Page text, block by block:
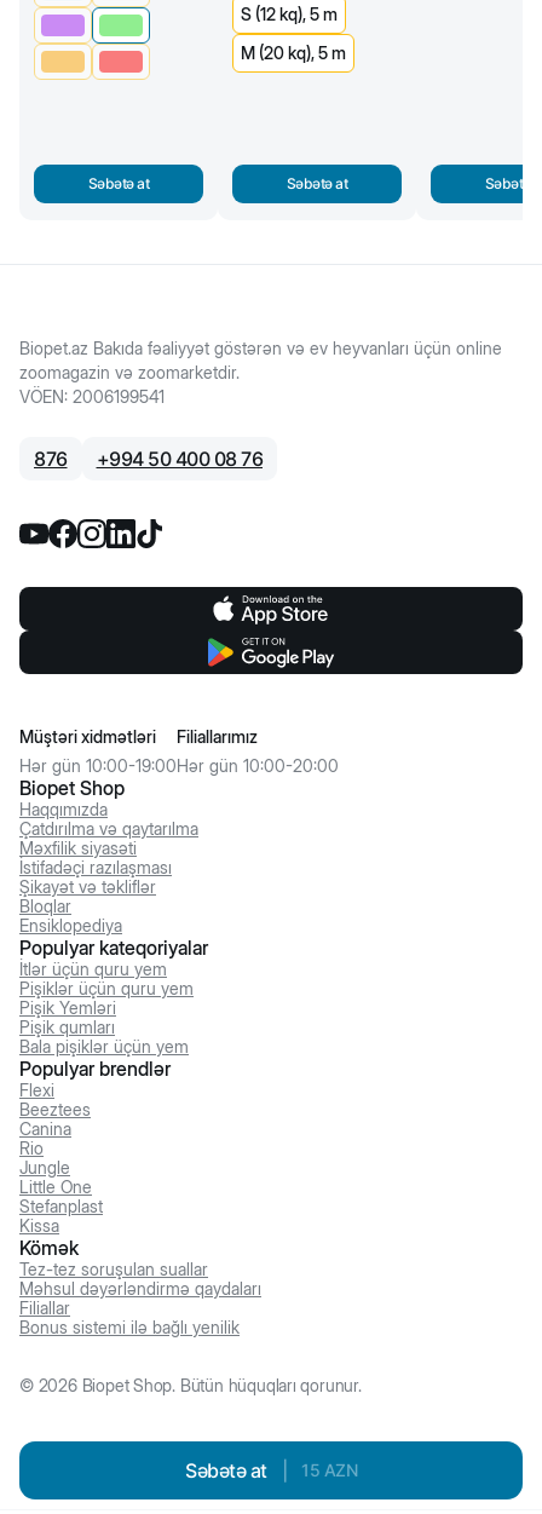
Səbətə at 15 AZN
Səbətə at
S (12 kq), 5 m
M (20 kq), 5 m
Səbətə at Səbətə
Biopet.az Bakıda fəaliyyət göstərən və ev heyvanları üçün online
zoomagazin və zoomarketdir.
VÖEN: 2006199541
876 +994 50 400 08 76
Biopet Shop
Haqqımızda
Çatdırılma və qaytarılma
Məxfilik siyasəti
İstifadəçi razılaşması
Şikayət və təkliflər
Bloqlar
Ensiklopediya
Müştəri xidmətləri
Hər gün 10:00-19:00
Filiallarımız
Hər gün 10:00-20:00
Populyar kateqoriyalar
İtlər üçün quru yem
Pişiklər üçün quru yem
Pişik Yemləri
Pişik qumları
Bala pişiklər üçün yem
Populyar brendlər
Flexi
Beeztees
Canina
Rio
Jungle
Little One
Stefanplast
Kissa
Kömək
Tez-tez soruşulan suallar
Məhsul dəyərləndirmə qaydaları
Filiallar
Bonus sistemi ilə bağlı yenilik
© 2026Biopet Shop. Bütün hüquqları qorunur.